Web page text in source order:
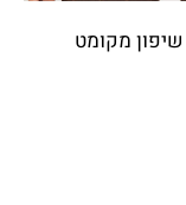
מקומט